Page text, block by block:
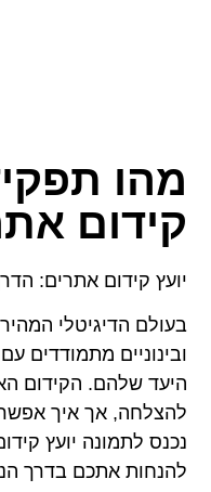
מהו
קידום
יועץ קידום אתרים:
בעולם הדיגיטלי
ובינוניים מתמודדים
היעד שלהם. הקידום
להצלחה, אך איך אפשר
נכנס לתמונה יועץ
להנחות אתכם בדרך